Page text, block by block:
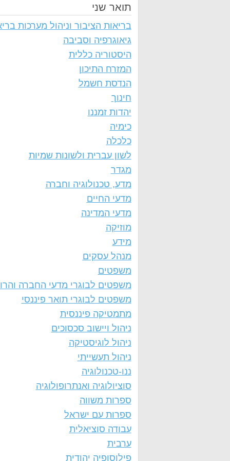
תואר שני
בריאות הציבור וניהול מערכות
גיאוגרפיה וסביבה
היסטוריה כללית
המזרח התיכון
הנדסת חשמל
חינוך
יהדות זמננו
כימיה
כלכלה
לשון עברית ולשונות שמיות
מגדר
מדע, טכנולוגיה וחברה
מדעי החיים
מדעי המדינה
מוזיקה
מידע
מנהל עסקים
משפטים
משפטים לבוגרי מדעי החברה
משפטים לבוגרי תואר פיננסי
מתמטיקה פיננסית
ניהול ויישוב סכסוכים
ניהול לוגיסטיקה
ניהול תעשייתי
ננו-טכנולוגיה
סוציולוגיה ואנתרופולוגיה
ספרות משווה
ספרות עם ישראל
עבודה סוציאלית
ערבית
פילוסופיה יהודית